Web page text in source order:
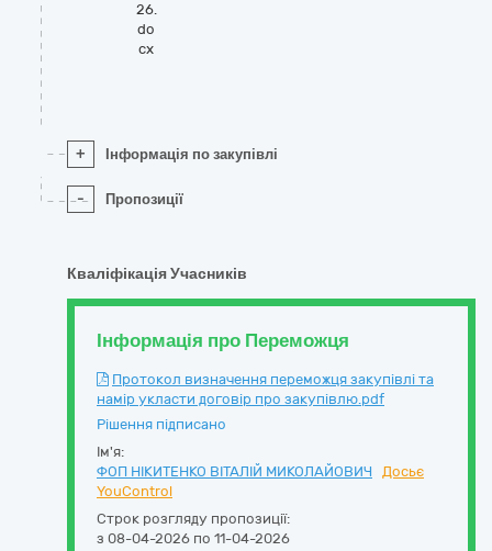
26.
do
cx
+ Інформація по закупівлі
- Пропозиції
Кваліфікація Учасників
Інформація про Переможця
Протокол визначення переможця закупівлі та
намір укласти договір про закупівлю.pdf
Рішення підписано
Ім'я:
ФОП НІКИТЕНКО ВІТАЛІЙ МИКОЛАЙОВИЧ
Досьє
YouControl
Строк розгляду пропозиції:
з 08-04-2026 по 11-04-2026